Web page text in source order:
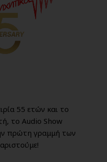
55 ετών και το
το Audio Show
πρώτη γραμμή των